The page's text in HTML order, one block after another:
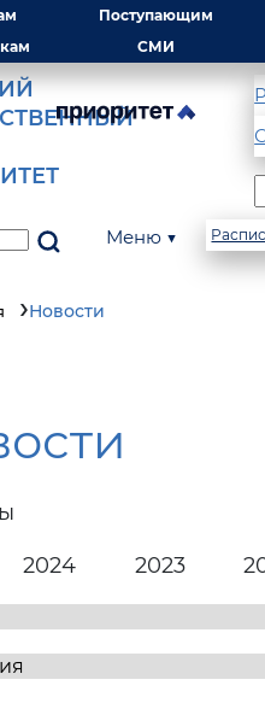
Поступающим
СМИ
Меню ▼
Новости
2024 2023